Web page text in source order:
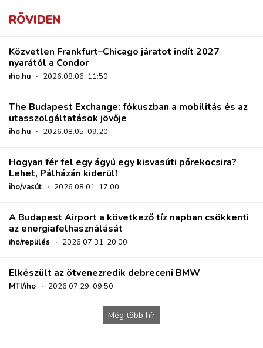
RÖVIDEN
Közvetlen Frankfurt–Chicago járatot indít 2027
nyarától a Condor
iho.hu · 2026.08.06. 11:50
The Budapest Exchange: fókuszban a mobilitás és az
utasszolgáltatások jövője
iho.hu · 2026.08.05. 09:20
Hogyan fér fel egy ágyú egy kisvasúti pőrekocsira?
Lehet, Pálházán kiderül!
iho/vasút · 2026.08.01. 17:00
A Budapest Airport a következő tíz napban csökkenti
az energiafelhasználását
iho/repülés · 2026.07.31. 20:00
Elkészült az ötvenezredik debreceni BMW
MTI/iho · 2026.07.29. 09:50
Még több hír